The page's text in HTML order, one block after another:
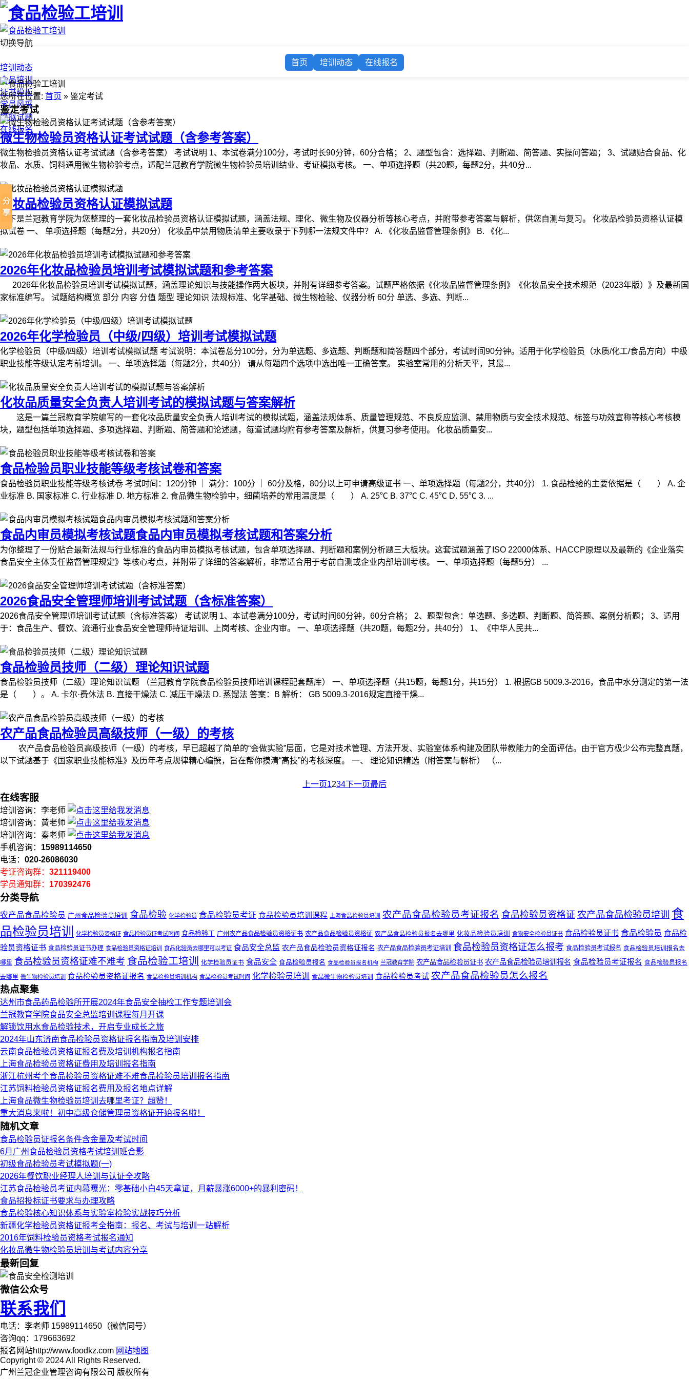
切换导航
培训动态
食品培训
证书模板
学员风采
模拟试题
在线报名
首页 培训动态 在线报名
您所在位置: 首页 » 鉴定考试
鉴定考试
微生物检验员资格认证考试试题（含参考答案）
微生物检验员资格认证考试试题（含参考答案） 考试说明 1、本试卷满分100分，考试时长90分钟，60分合格； 2、题型包含：选择题、判断题、简答题、实操问答题； 3、试题贴合食品、化
妆品、水质、饲料通用微生物检验考点，适配兰冠教育学院微生物检验员培训结业、考证模拟考核。 一、单项选择题（共20题，每题2分，共40分...
化妆品检验员资格认证模拟试题
以下是兰冠教育学院为您整理的一套化妆品检验员资格认证模拟试题，涵盖法规、理化、微生物及仪器分析等核心考点，并附带参考答案与解析，供您自测与复习。 化妆品检验员资格认证模
拟试卷 一、 单项选择题（每题2分，共20分） 化妆品中禁用物质清单主要收录于下列哪一法规文件中？ A. 《化妆品监督管理条例》 B. 《化...
2026年化妆品检验员培训考试模拟试题和参考答案
2026年化妆品检验员培训考试模拟试题，涵盖理论知识与技能操作两大板块，并附有详细参考答案。试题严格依据《化妆品监督管理条例》《化妆品安全技术规范（2023年版）》及最新国
家标准编写。 试题结构概览 部分 内容 分值 题型 理论知识 法规标准、化学基础、微生物检验、仪器分析 60分 单选、多选、判断...
2026年化学检验员（中级/四级）培训考试模拟试题
化学检验员（中级/四级）培训考试模拟试题 考试说明：本试卷总分100分，分为单选题、多选题、判断题和简答题四个部分，考试时间90分钟。适用于化学检验员（水质/化工/食品方向）中级
职业技能等级认定考前培训。 一、单项选择题（每题2分，共40分） 请从每题四个选项中选出唯一正确答案。 实验室常用的分析天平，其最...
化妆品质量安全负责人培训考试的模拟试题与答案解析
这是一篇兰冠教育学院编写的一套化妆品质量安全负责人培训考试的模拟试题，涵盖法规体系、质量管理规范、不良反应监测、禁用物质与安全技术规范、标签与功效宣称等核心考核模
块，题型包括单项选择题、多项选择题、判断题、简答题和论述题，每道试题均附有参考答案及解析，供复习参考使用。 化妆品质量安...
食品检验员职业技能等级考核试卷和答案
食品检验员职业技能等级考核试卷 考试时间：120分钟 ｜ 满分：100分 ｜ 60分及格，80分以上可申请高级证书 一、单项选择题（每题2分，共40分） 1. 食品检验的主要依据是（ ） A. 企
业标准 B. 国家标准 C. 行业标准 D. 地方标准 2. 食品微生物检验中，细菌培养的常用温度是（ ） A. 25℃ B. 37℃ C. 45℃ D. 55℃ 3. ...
食品内审员模拟考核试题食品内审员模拟考核试题和答案分析
为你整理了一份贴合最新法规与行业标准的食品内审员模拟考核试题，包含单项选择题、判断题和案例分析题三大板块。这套试题涵盖了ISO 22000体系、HACCP原理以及最新的《企业落实
食品安全主体责任监督管理规定》等核心考点，并附带了详细的答案解析，非常适合用于考前自测或企业内部培训考核。 一、单项选择题（每题5分） ...
2026食品安全管理师培训考试试题（含标准答案）
2026食品安全管理师培训考试试题（含标准答案） 考试说明 1、本试卷满分100分，考试时间60分钟，60分合格； 2、题型包含：单选题、多选题、判断题、简答题、案例分析题； 3、适用
于：食品生产、餐饮、流通行业食品安全管理师持证培训、上岗考核、企业内审。 一、单项选择题（共20题，每题2分，共40分） 1、《中华人民共...
食品检验员技师（二级）理论知识试题
食品检验员技师（二级）理论知识试题 （兰冠教育学院食品检验员技师培训课程配套题库） 一、单项选择题（共15题，每题1分，共15分） 1. 根据GB 5009.3-2016，食品中水分测定的第一法
是（ ）。 A. 卡尔·费休法 B. 直接干燥法 C. 减压干燥法 D. 蒸馏法 答案：B 解析： GB 5009.3-2016规定直接干燥...
农产品食品检验员高级技师（一级）的考核
农产品食品检验员高级技师（一级）的考核，早已超越了简单的“会做实验”层面，它是对技术管理、方法开发、实验室体系构建及团队带教能力的全面评估。由于官方极少公布完整真题，
以下试题基于《国家职业技能标准》及历年考点规律精心编撰，旨在帮你摸清“高技”的考核深度。 一、 理论知识精选（附答案与解析） （...
上一页1234下一页最后
在线客服
培训咨询：李老师
培训咨询：黄老师
培训咨询：秦老师
手机咨询： 15989114650
电话： 020-26086030
考证咨询群： 321119400
学员通知群： 170392476
分类导航
农产品食品检验员 广州食品检验员培训 食品检验 化学检验员 食品检验员考证 食品检验员培训课程 上海食品检验员培训 农产品食品检验员考证报名 食品检验员资格证 农产品食品检验员培训
食
品检验员培训
化学检验员资格证 食品检验员证考试时间 食品检验工 广州农产品食品检验员资格证书 农产品食品检验员资格证 农产品食品检验员报名去哪里 化妆品检验员培训 食物安全检验员证书 食品检验员证书 食品检验员 食品检
验员资格证书 食品检验员证书办理 食品检验员资格证培训 食品化验员去哪里可以考证 食品安全总监 农产品食品检验员资格证报名 农产品食品检验员考证培训 食品检验员资格证怎么报考 食品检验员考试报名 食品检验员培训报名去
哪里 食品检验员资格证难不难考 食品检验工培训 化学检验员证书 食品安全 食品检验员报名 食品检验员报名机构 兰冠教育学院 农产品食品检验员证书 农产品食品检验员培训报名 食品检验员考证报名 食品检验员报名
去哪里 微生物检验员培训 食品检验员资格证报名 食品检验员培训机构 食品检验员考试时间 化学检验员培训 食品微生物检验员培训 食品检验员考试 农产品食品检验员怎么报名
热点聚集
达州市食品药品检验所开展2024年食品安全抽检工作专题培训会
兰冠教育学院食品安全总监培训课程每月开课
解锁饮用水食品检验技术，开启专业成长之旅
2024年山东济南食品检验员资格证报名指南及培训安排
云南食品检验员资格证报名费及培训机构报名指南
上海食品检验员资格证费用及培训报名指南
浙江杭州考个食品检验员资格证难不难食品检验员培训报名指南
江苏饲料检验员资格证报名费用及报名地点详解
上海食品微生物检验员培训去哪里考证？超赞！
重大消息来啦！初中高级仓储管理员资格证开始报名啦！
随机文章
食品检验员证报名条件含金量及考试时间
6月广州食品检验员资格考试培训班合影
初级食品检验员考试模拟题(一)
2026年餐饮职业经理人培训与认证全攻略
江苏食品检验员考证内幕曝光：零基础小白45天拿证，月薪暴涨6000+的暴利密码！
食品招投标证书要求与办理攻略
食品检验核心知识体系与实验室检验实战技巧分析
新疆化学检验员资格证报考全指南：报名、考试与培训一站解析
2016年饲料检验员资格考试报名通知
化妆品微生物检验员培训与考试内容分享
最新回复
微信公众号
联系我们
电话：李老师 15989114650（微信同号）
咨询qq：179663692
报名网站http://www.foodkz.com 网站地图
Copyright © 2024 All Rights Reserved.
广州兰冠企业管理咨询有限公司 版权所有